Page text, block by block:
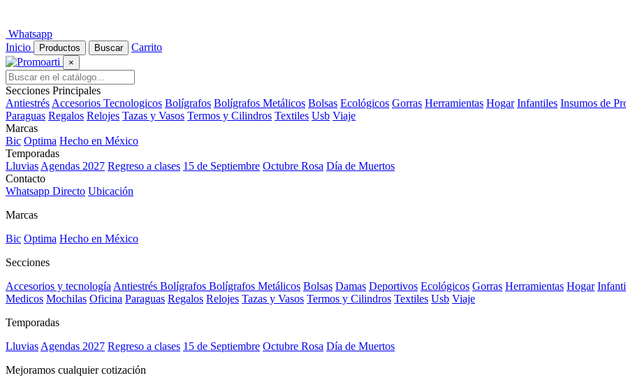
Whatsapp
Inicio
Productos Buscar Carrito
×
Secciones Principales
Antiestrés Accesorios Tecnologicos Bolígrafos Bolígrafos Metálicos Bolsas Ecológicos Gorras Herramientas Hogar Infantiles Insumos de
Paraguas Regalos Relojes Tazas y Vasos Termos y Cilindros Textiles Usb Viaje
Marcas
Bic Optima Hecho en México
Temporadas
Lluvias Agendas 2027 Regreso a clases 15 de Septiembre Octubre Rosa Día de Muertos
Contacto
Whatsapp Directo Ubicación
Marcas
Bic Optima Hecho en México
Secciones
Accesorios y tecnología Antiestrés Bolígrafos Bolígrafos Metálicos Bolsas Damas Deportivos Ecológicos Gorras Herramientas Hogar
Medicos Mochilas Oficina Paraguas Regalos Relojes Tazas y Vasos Termos y Cilindros Textiles Usb Viaje
Temporadas
Lluvias Agendas 2027 Regreso a clases 15 de Septiembre Octubre Rosa Día de Muertos
Mejoramos cualquier cotización